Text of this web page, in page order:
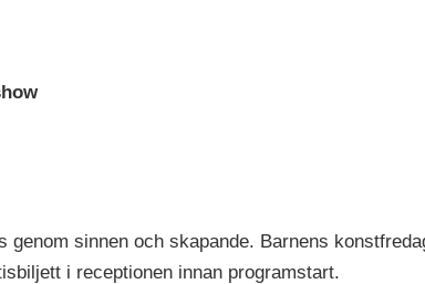
genom sinnen och skapande. Barnens
i receptionen innan programstart.